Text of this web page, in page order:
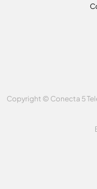
Copyright © Conecta 5